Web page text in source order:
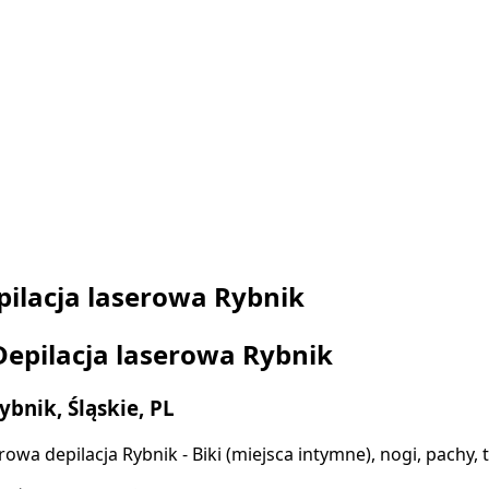
laserowa Rybnik
laserowa Rybnik
Śląskie, PL
depilacja Rybnik - Biki (miejsca intymne), nogi, pachy,